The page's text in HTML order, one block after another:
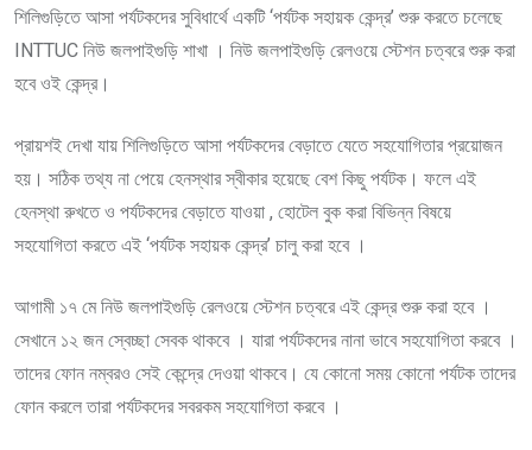
শিলিগুড়িতে আসা পর্যটকদের সুবিধার্থে একটি ‘পর্যটক সহায়ক কেন্দ্র’ শুরু করতে চলেছে
INTTUC নিউ জলপাইগুড়ি শাখা । নিউ জলপাইগুড়ি রেলওয়ে স্টেশন চত্বরে শুরু করা
হবে ওই কেন্দ্র।
প্রায়শই দেখা যায় শিলিগুড়িতে আসা পর্যটকদের বেড়াতে যেতে সহযোগিতার প্রয়োজন
হয়। সঠিক তথ্য না পেয়ে হেনস্থার স্বীকার হয়েছে বেশ কিছু পর্যটক। ফলে এই
হেনস্থা রুখতে ও পর্যটকদের বেড়াতে যাওয়া , হোটেল বুক করা বিভিন্ন বিষয়ে
সহযোগিতা করতে এই ‘পর্যটক সহায়ক কেন্দ্র’ চালু করা হবে ।
আগামী ১৭ মে নিউ জলপাইগুড়ি রেলওয়ে স্টেশন চত্বরে এই কেন্দ্র শুরু করা হবে ।
সেখানে ১২ জন স্বেচ্ছা সেবক থাকবে । যারা পর্যটকদের নানা ভাবে সহযোগিতা করবে ।
তাদের ফোন নম্বরও সেই কেন্দ্রে দেওয়া থাকবে। যে কোনো সময় কোনো পর্যটক তাদের
ফোন করলে তারা পর্যটকদের সবরকম সহযোগিতা করবে ।